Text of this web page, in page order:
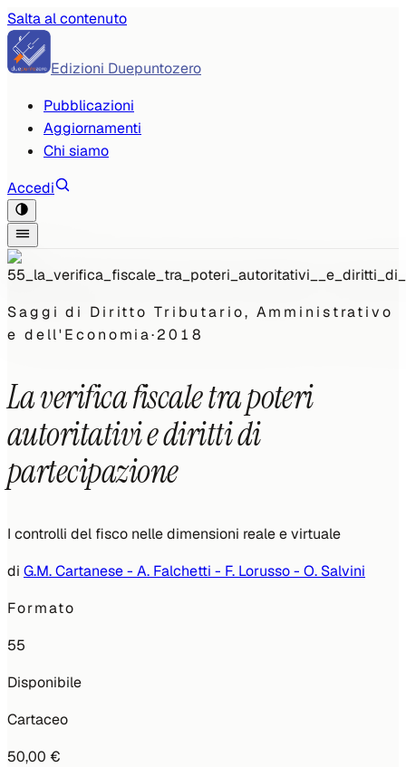
Salta al contenuto
Edizioni Duepuntozero
Pubblicazioni
Aggiornamenti
Chi siamo
Accedi
Saggi di Diritto Tributario, Amministrativo
e dell'Economia·2018
La verifica fiscale tra poteri
autoritativi e diritti di
partecipazione
I controlli del fisco nelle dimensioni reale e virtuale
di G.M. Cartanese - A. Falchetti - F. Lorusso - O. Salvini
Formato
55
Disponibile
Cartaceo
50,00 €